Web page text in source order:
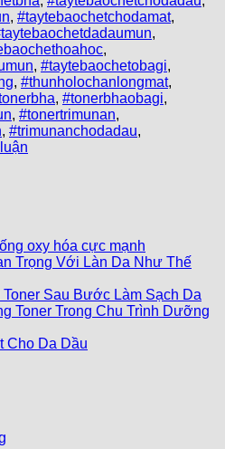
, #taytebaochetchodamat,
,
,
, #taytebaochetobagi,
, #thunholochanlongmat,
, #tonerbhaobagi,
, #tonertrimunan,
, #trimunanchodadau,
oxy hóa cực mạnh
Trọng Với Làn Da Như Thế
Sau Bước Làm Sạch Da
Toner Trong Chu Trình Dưỡng
Cho Da Dầu